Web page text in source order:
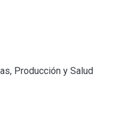
Producción y Salud